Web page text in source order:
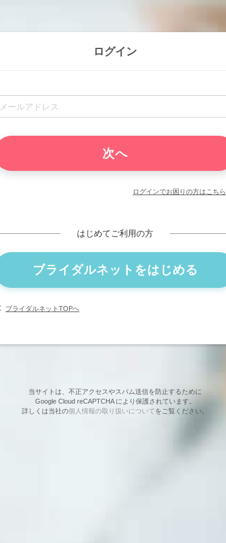
ログイン
ログインでお困りの方はこちら
はじめてご利用の方
ブライダルネットをはじめる
ブライダルネットTOPへ
当サイトは、不正アクセスやスパム送信を防止するために
Google Cloud reCAPTCHA により保護されています。
詳しくは当社の個人情報の取り扱いについてをご覧ください。